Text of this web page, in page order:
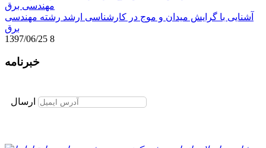
آشنایی با گرایش میدان و موج در کارشناسی ارشد رشته مهندسی
برق
1397/06/25 8
خبرنامه
ارسال